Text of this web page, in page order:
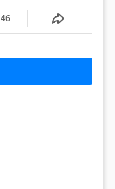
46